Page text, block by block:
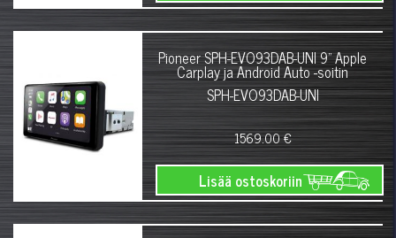
Pioneer SPH-EVO93DAB-UNI 9" Apple
Carplay ja Android Auto -soitin
SPH-EVO93DAB-UNI
1569.00 €
Lisää ostoskoriin